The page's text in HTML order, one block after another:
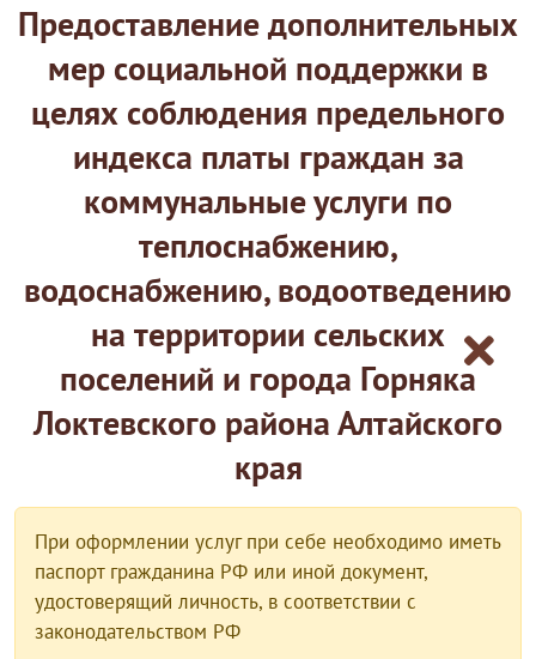
Предоставление дополнительных
мер социальной поддержки в
целях соблюдения предельного
индекса платы граждан за
коммунальные услуги по
теплоснабжению,
водоснабжению, водоотведению
на территории сельских
поселений и города Горняка
Локтевского района Алтайского
края
При оформлении услуг при себе необходимо иметь
паспорт гражданина РФ или иной документ,
удостоверящий личность, в соответствии с
законодательством РФ